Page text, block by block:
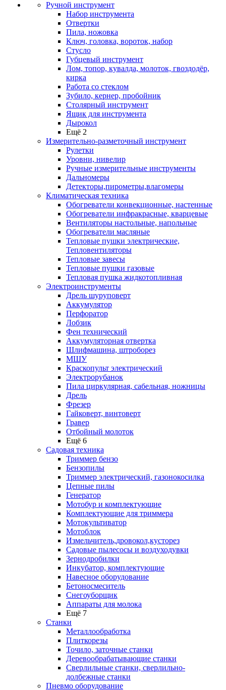
Ручной инструмент
Набор инструмента
Отвертки
Пила, ножовка
Ключ, головка, вороток, набор
Стусло
Губцевый инструмент
Лом, топор, кувалда, молоток, гвоздодёр,
кирка
Работа со стеклом
Зубило, кернер, пробойник
Столярный инструмент
Ящик для инструмента
Дырокол
Ещё 2
Измерительно-разметочный инструмент
Рулетки
Уровни, нивелир
Ручные измерительные инструменты
Дальномеры
Детекторы,пирометры,влагомеры
Климатическая техника
Обогреватели конвекционные, настенные
Обогреватели инфракрасные, кварцевые
Вентиляторы настольные, напольные
Обогреватели масляные
Тепловые пушки электрические,
Тепловентиляторы
Тепловые завесы
Тепловые пушки газовые
Тепловая пушка жидкотопливная
Электроинструменты
Дрель шуруповерт
Аккумулятор
Перфоратор
Лобзик
Фен технический
Аккумуляторная отвертка
Шлифмашина, штроборез
МШУ
Краскопульт электрический
Электрорубанок
Пила циркулярная, сабельная, ножницы
Дрель
Фрезер
Гайковерт, винтоверт
Гравер
Отбойный молоток
Ещё 6
Садовая техника
Триммер бензо
Бензопилы
Триммер электрический, газонокосилка
Цепные пилы
Генератор
Мотобур и комплектующие
Комплектующие для триммера
Мотокультиватор
Мотоблок
Измельчитель,дровокол,кусторез
Садовые пылесосы и воздуходувки
Зернодробилки
Инкубатор, комплектующие
Навесное оборудование
Бетоносмеситель
Снегоуборщик
Аппараты для молока
Ещё 7
Станки
Металлообработка
Плиткорезы
Точило, заточные станки
Деревообрабатывающие станки
Сверлильные станки, сверлильно-
долбежные станки
Пневмо оборудование